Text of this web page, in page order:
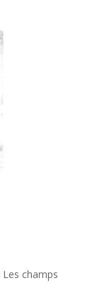
Les champs